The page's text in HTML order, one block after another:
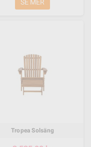
SE MER
Tropea Solsäng